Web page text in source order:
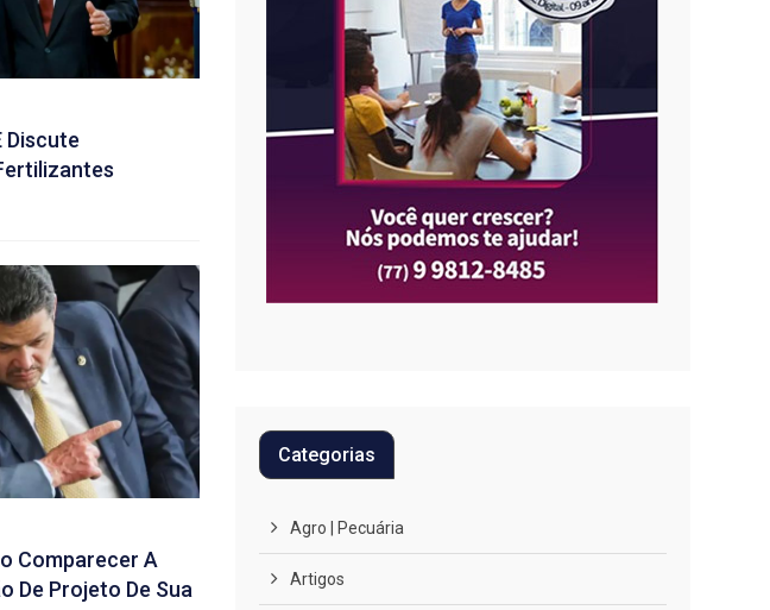
Discute
Comparecer A
De Projeto De Sua
Categorias
Agro | Pecuária
Artigos